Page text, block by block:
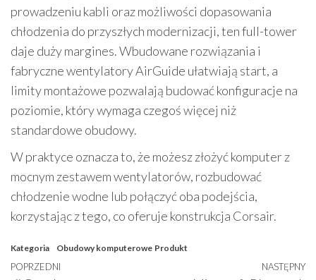
prowadzeniu kabli oraz możliwości dopasowania
chłodzenia do przyszłych modernizacji, ten full-tower
daje duży margines. Wbudowane rozwiązania i
fabryczne wentylatory AirGuide ułatwiają start, a
limity montażowe pozwalają budować konfiguracje na
poziomie, który wymaga czegoś więcej niż
standardowe obudowy.
W praktyce oznacza to, że możesz złożyć komputer z
mocnym zestawem wentylatorów, rozbudować
chłodzenie wodne lub połączyć oba podejścia,
korzystając z tego, co oferuje konstrukcja Corsair.
Kategoria Obudowy komputerowe Produkt
Nawigacja
Poprzedni
POPRZEDNI NASTĘPNY